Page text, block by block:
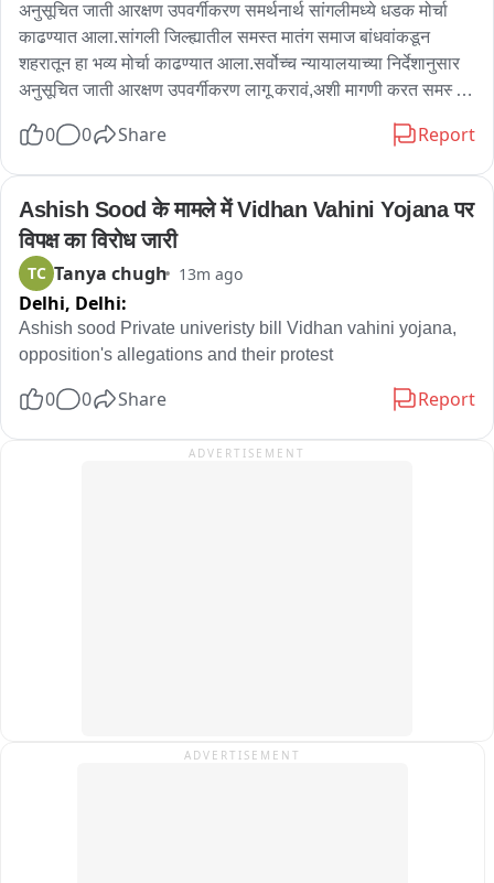
दिवस रात्र गस्त घालून अवैध मासेमारी ला घातला जातोय आळा
रत्नागिरी जिल्ह्यात जवळपास 4000 मच्छीमारी नौका
अनुसूचित जाती आरक्षण उपवर्गीकरण समर्थनार्थ सांगलीमध्ये धडक मोर्चा
काढण्यात आला.सांगली जिल्ह्यातील समस्त मातंग समाज बांधवांकडून
शहरातून हा भव्य मोर्चा काढण्यात आला.सर्वोच्च न्यायालयाच्या निर्देशानुसार
अनुसूचित जाती आरक्षण उपवर्गीकरण लागू करावं,अशी मागणी करत समस्त
कुटुंबासह,माजी मंत्री लक्ष्मण ढोबळे आणि जिल्ह्यातील शेकडो मातंग बांधव
अंमलबजावणी करत उपवर्गीकरण लागू करून न्याय द्यावा, अन्यथा या पुढील
काळात तीव्र आंदोलन छेडण्यात येईल,अशा इशाऱ्य देण्यात आला आहे
0 0 Share Report
Ashish Sood के मामले में Vidhan Vahini Yojana पर
विपक्ष का विरोध जारी
TC Tanya chugh 13m ago
Delhi, Delhi:
Ashish sood Private univeristy bill Vidhan vahini yojana,
opposition's allegations and their protest
0 0 Share Report
ADVERTISEMENT
ADVERTISEMENT